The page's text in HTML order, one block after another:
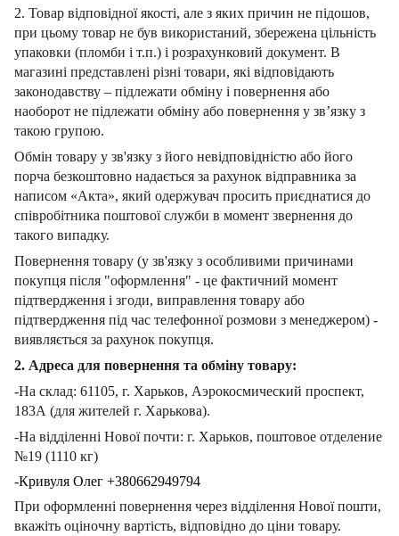
2. Товар відповідної якості, але з яких причин не підошов,
при цьому товар не був використаний, збережена цільність
упаковки (пломби і т.п.) і розрахунковий документ. В
магазині представлені різні товари, які відповідають
законодавству – підлежати обміну і повернення або
наоборот не підлежати обміну або повернення у зв’язку з
такою групою.
Обмін товару у зв'язку з його невідповідністю або його
порча безкоштовно надається за рахунок відправника за
написом «Акта», який одержувач просить приєднатися до
співробітника поштової служби в момент звернення до
такого випадку.
Повернення товару (у зв'язку з особливими причинами
покупця після "оформлення" - це фактичний момент
підтвердження і згоди, виправлення товару або
підтвердження під час телефонної розмови з менеджером) -
виявляється за рахунок покупця.
2. Адреса для повернення та обміну товару:
-На склад: 61105, г. Харьков, Аэрокосмический проспект,
183А (для жителей г. Харькова).
-На відділенні Нової почти: г. Харьков, поштовое отделение
№19 (1110 кг)
-Кривуля Олег +380662949794
При оформленні повернення через відділення Нової пошти,
вкажіть оціночну вартість, відповідно до ціни товару.